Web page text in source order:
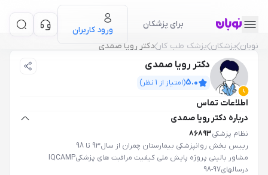
برای پزشکان
ورود کاربران
نوبان پزشکان پزشک طب کار دکتر رویا صمدی
دکتر رویا صمدی
5.0(امتیاز از 1 نظر)
اطلاعات تماس
درباره دکتر رویا صمدی
نظام پزشکی86893
رییس بخش روانپزشکی بیمارستان چمران از سال93 تا 98
مشاور بالینی پروژه پایش ملی کیفیت مراقبت های پزشکیIQCAMP
درسالهای97-98